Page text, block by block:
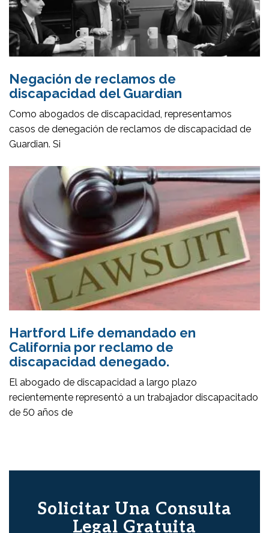
Negación de reclamos de
discapacidad del Guardian
Como abogados de discapacidad, representamos
casos de denegación de reclamos de discapacidad de
Guardian. Si
Hartford Life demandado en
California por reclamo de
discapacidad denegado.
El abogado de discapacidad a largo plazo
recientemente representó a un trabajador discapacitado
de 50 años de
Solicitar Una Consulta
Legal Gratuita